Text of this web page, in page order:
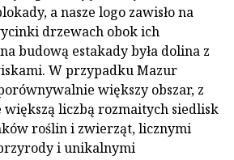
a nasze logo zawisło na
drzewach obok ich
budową estakady była dolina z
W przypadku Mazur
większy obszar, z
liczbą rozmaitych siedlisk
roślin i zwierząt, licznymi
i unikalnymi